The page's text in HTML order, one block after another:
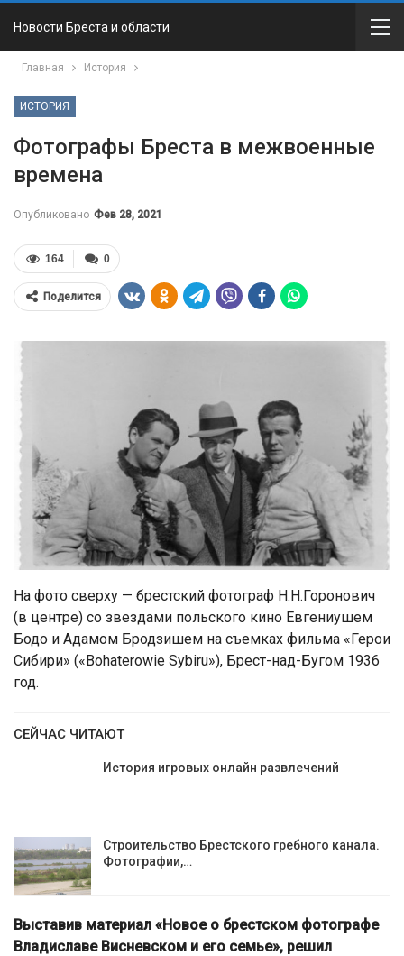
Новости Бреста и области
Главная История
ИСТОРИЯ
Фотографы Бреста в межвоенные
времена
Опубликовано Фев 28, 2021
0
164
Поделится
На фото сверху — брестский фотограф Н.Н.Горонович
(в центре) со звездами польского кино Евгениушем
Бодо и Адамом Бродзишем на съемках фильма «Герои
Сибири» («Bohaterowie Sybiru»), Брест-над-Бугом 1936
год.
СЕЙЧАС ЧИТАЮТ
История игровых онлайн развлечений
Строительство Брестского гребного канала.
Фотографии,…
Выставив материал «Новое о брестском фотографе
Владиславе Висневском и его семье», решил